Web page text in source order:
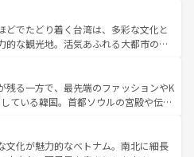
カルフードやハワイアンミュージッ
ンスなど、すべてがハワイの魅力を彩
びに新しい発見と感動が待っているハ
央部にそびえるウルル（エアーズロッ
美しい原生林やケアンズの熱帯雨林な
さん。また、カフェやワイン、オージ
ィも充実しており、サーフィンやダイ
など、アウトドア好きにはたまらな
の多彩な魅力を存分に味わいつくそ
どでたどり着く台湾は、多彩な文化と
的な観光地。活気あふれる大都市の台
帯である台湾東部など、都市の喧騒
存しており、訪れる人に新しい発見と
れる。また、奥深い台湾の食文化も魅
イーツなど、バラエティ豊かな料理
る。 なお、新着の台湾情報は コンテンツ一覧を参
残る一方で、最先端のファッションやK
ている韓国。首都ソウルの宮殿や伝統
ば四季折々の自然美を楽しむことが
ムチや焼肉、絶品のストリートフード
文化が魅力的なベトナム。南北に細長